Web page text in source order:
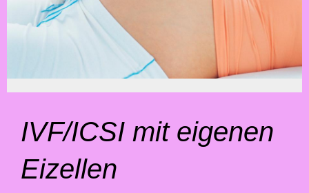
IVF/ICSI mit eigenen
Eizellen